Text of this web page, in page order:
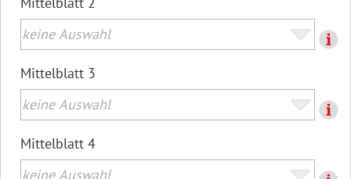
Mittelblatt 3
Mittelblatt 4